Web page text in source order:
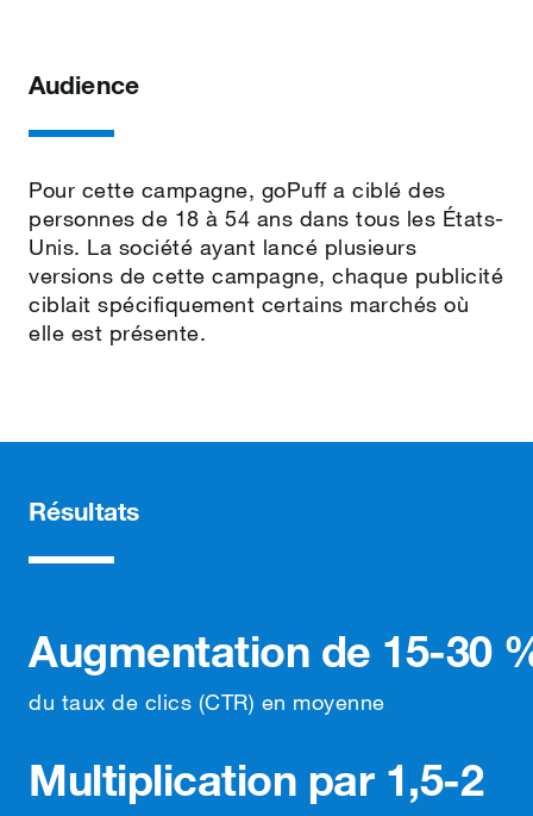
Audience
Pour cette campagne, goPuff a ciblé des
personnes de 18 à 54 ans dans tous les États-
Unis. La société ayant lancé plusieurs
versions de cette campagne, chaque publicité
ciblait spécifiquement certains marchés où
elle est présente.
Résultats
Augmentation de 15-30
du taux de clics (CTR) en moyenne
Multiplication par 1,5-2